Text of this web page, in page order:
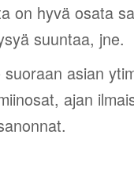
on hyvä osata
suuntaa, jne.
asian
ajan